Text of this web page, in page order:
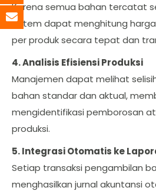
Karena semua bahan tercatat
sistem dapat menghitung harga
per produk secara tepat dan
4. Analisis Efisiensi Produksi
Manajemen dapat melihat
bahan standar dan aktual,
mengidentifikasi pemborosan
produksi.
5. Integrasi Otomatis ke
Setiap transaksi pengambilan
menghasilkan jurnal akuntansi